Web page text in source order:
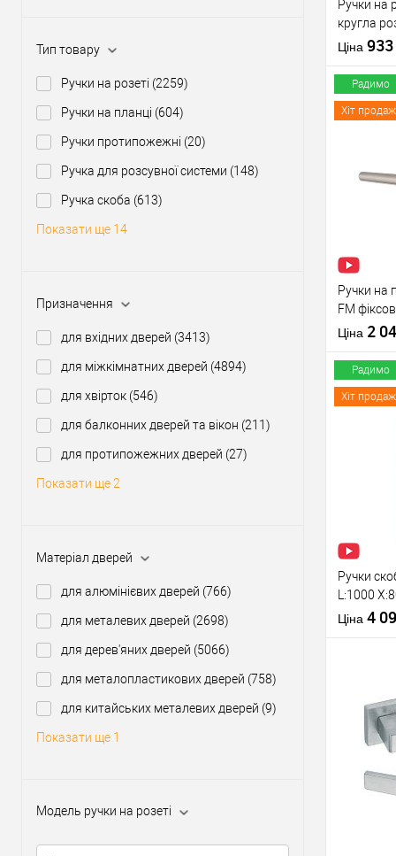
Тип товару
Ручки на розеті (2259)
Ручки на планці (604)
Ручки протипожежні (20)
Ручка для розсувної системи (148)
Ручка скоба (613)
Показати ще 14
Призначення
для вхідних дверей (3413)
для міжкімнатних дверей (4894)
для хвірток (546)
для балконних дверей та вікон (211)
для протипожежних дверей (27)
Показати ще 2
Матеріал дверей
для алюмінієвих дверей (766)
для металевих дверей (2698)
для дерев'яних дверей (5066)
для металопластикових дверей (758)
для китайських металевих дверей (9)
Показати ще 1
Модель ручки на розеті
Ручки на
кругла
Ціна 933
Виробник
Тип товару
Матеріал
Країна
Модель
розеті
Радимо
Хіт
Ручки на
FM
Ціна 2
Виробник
Тип товару
Тип
Радимо
Хіт
Ручки
L:1000
нерж.
Ціна 4
У